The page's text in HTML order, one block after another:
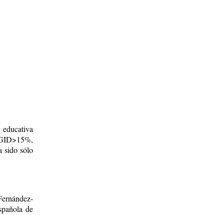
sido sólo
de